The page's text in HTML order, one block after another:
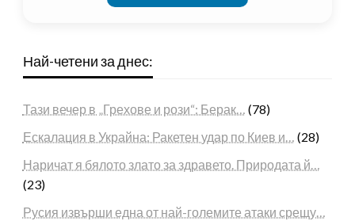
Най-четени за днес:
Тази вечер в „Грехове и рози“: Берак… (78)
Ескалация в Украйна: Ракетен удар по Киев и… (28)
Наричат я бялото злато за здравето. Природата й…
(23)
Русия извърши една от най-големите атаки срещу…